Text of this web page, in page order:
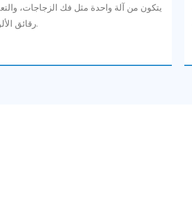
يتكون من آلة واحدة مثل فك الزجاجات،
رقائق الألومنيوم، والملصقات.